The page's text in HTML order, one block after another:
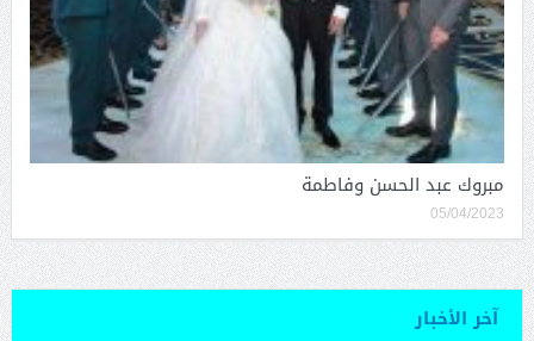
مبروك عبد الحسن وفاطمة
05/04/2023
آخر الأخبار